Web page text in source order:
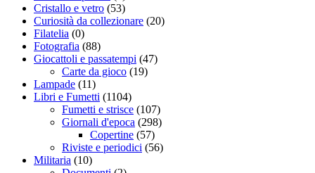
Cristallo e vetro (53)
Curiosità da collezionare (20)
Filatelia (0)
Fotografia (88)
Giocattoli e passatempi (47)
Carte da gioco (19)
Lampade (11)
Libri e Fumetti (1104)
Fumetti e strisce (107)
Giornali d'epoca (298)
Copertine (57)
Riviste e periodici (56)
Militaria (10)